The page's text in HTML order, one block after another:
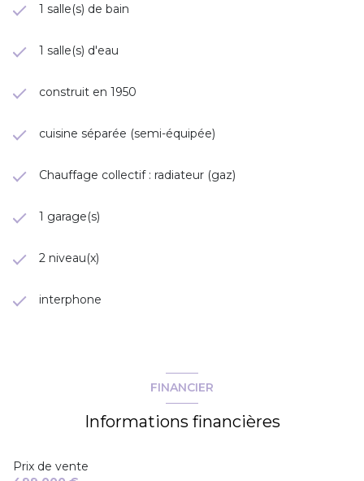
1 salle(s) de bain
1 salle(s) d'eau
construit en 1950
cuisine séparée (semi-équipée)
Chauffage collectif : radiateur (gaz)
1 garage(s)
2 niveau(x)
interphone
FINANCIER
Informations financières
Prix de vente